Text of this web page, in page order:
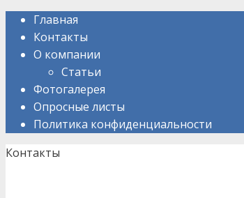
Skip
content
Главная
Контакты
О компании
Статьи
Фотогалерея
Опросные листы
Политика конфиденциальности
Контакты